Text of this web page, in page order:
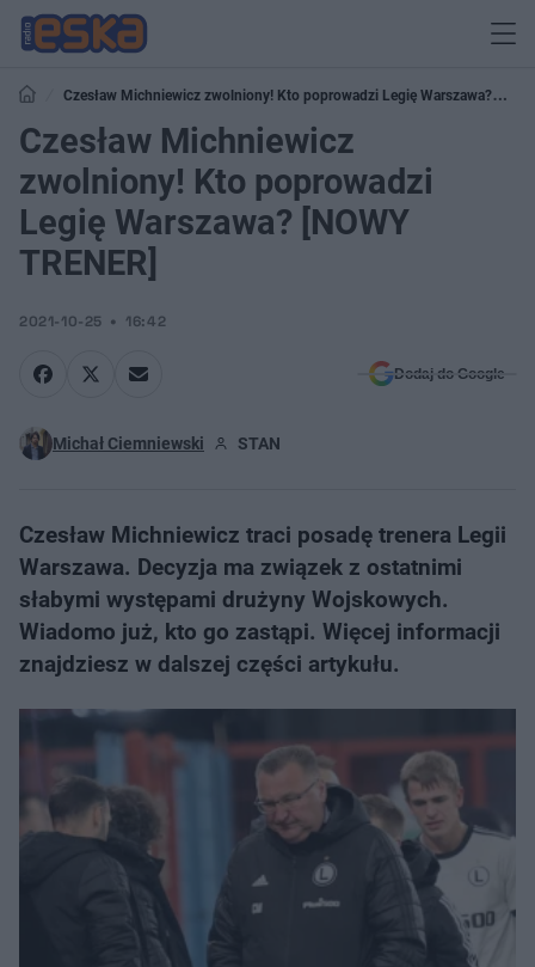
Czesław Michniewicz zwolniony! Kto poprowadzi Legię Warszawa?
[NOWY TRENER]
Czesław Michniewicz
zwolniony! Kto poprowadzi
Legię Warszawa? [NOWY
TRENER]
2021-10-25 16:42
Dodaj do Google
Michał Ciemniewski STAN
Czesław Michniewicz traci posadę trenera Legii
Warszawa. Decyzja ma związek z ostatnimi
słabymi występami drużyny Wojskowych.
Wiadomo już, kto go zastąpi. Więcej informacji
znajdziesz w dalszej części artykułu.